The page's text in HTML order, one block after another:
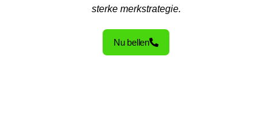
sterke merkstrategie.
Nu bellen